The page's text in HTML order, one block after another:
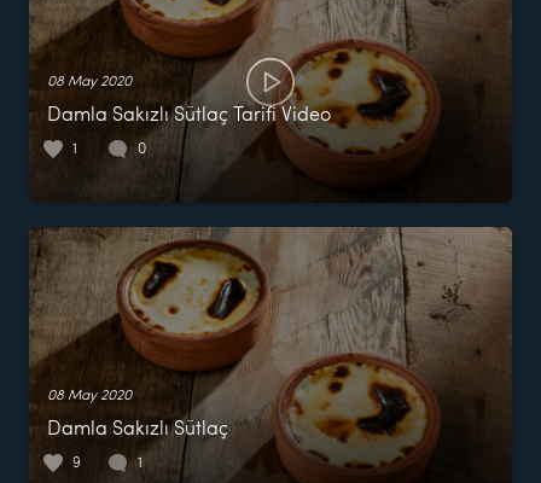
08 May 2020
Damla Sakızlı Sütlaç Tarifi Video
1 0
08 May 2020
Damla Sakızlı Sütlaç
9 1